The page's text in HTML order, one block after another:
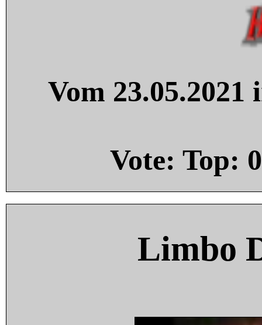
Vom
Vote: Top: 0
Limbo